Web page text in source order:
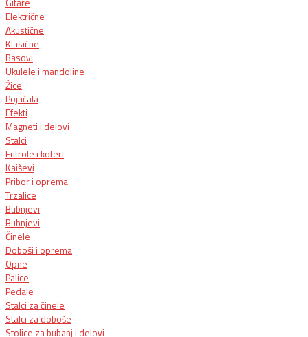
Gitare
Električne
Akustične
Klasične
Basovi
Ukulele i mandoline
Žice
Pojačala
Efekti
Magneti i delovi
Stalci
Futrole i koferi
Kaiševi
Pribor i oprema
Trzalice
Bubnjevi
Bubnjevi
Činele
Doboši i oprema
Opne
Palice
Pedale
Stalci za činele
Stalci za doboše
Stolice za bubanj i delovi